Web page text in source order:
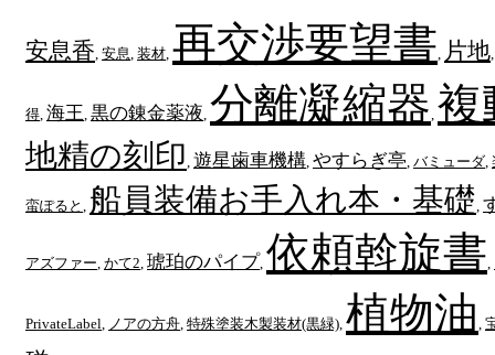
安息香 安息 装材 再交渉要望書 片地
得 海王 黒の錬金薬液 分離凝縮器複
地精の刻印 遊星歯車機構 やすらぎ亭 バミューダ
蛮ぽると 船員装備お手入れ本・基礎
アズファー かて2 琥珀のパイプ 依頼斡旋書
PrivateLabel ノアの方舟 特殊塗装木製装材(黒緑) 植物油